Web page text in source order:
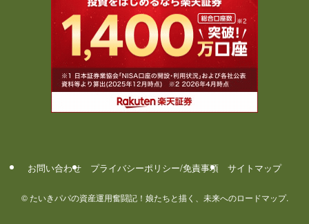
お問い合わせ プライバシーポリシー/免責事項 サイトマップ
©たいきパパの資産運用奮闘記！娘たちと描く、未来へのロードマップ.